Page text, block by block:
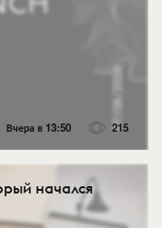
Вчера в 13:50 215
начался